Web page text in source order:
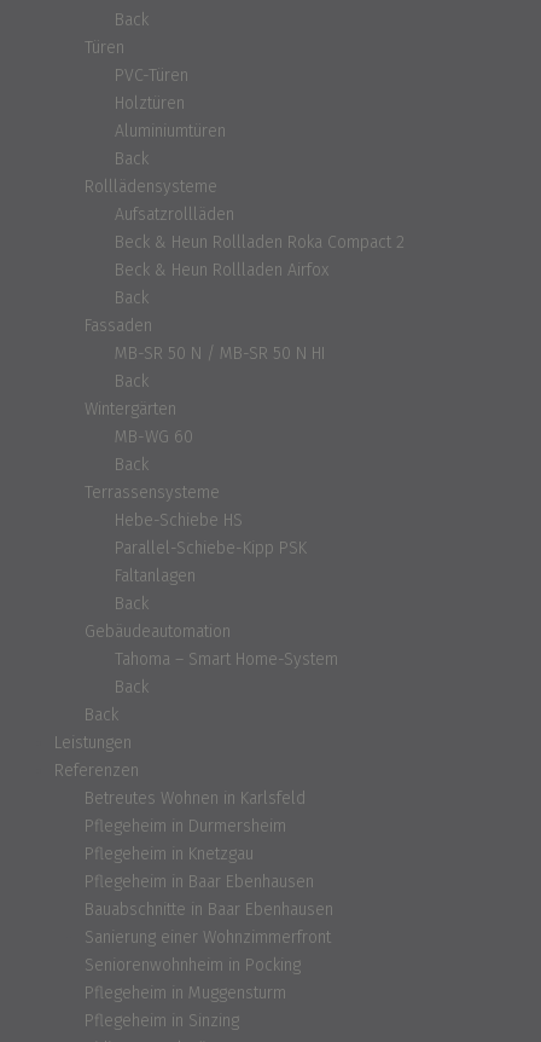
Back
Türen
PVC-Türen
Holztüren
Aluminiumtüren
Back
Rolllädensysteme
Aufsatzrollläden
Beck & Heun Rollladen Roka Compact 2
Beck & Heun Rollladen Airfox
Back
Fassaden
MB-SR 50 N / MB-SR 50 N HI
Back
Wintergärten
MB-WG 60
Back
Terrassensysteme
Hebe-Schiebe HS
Parallel-Schiebe-Kipp PSK
Faltanlagen
Back
Gebäudeautomation
Tahoma – Smart Home-System
Back
Back
Leistungen
Referenzen
Betreutes Wohnen in Karlsfeld
Pflegeheim in Durmersheim
Pflegeheim in Knetzgau
Pflegeheim in Baar Ebenhausen
Bauabschnitte in Baar Ebenhausen
Sanierung einer Wohnzimmerfront
Seniorenwohnheim in Pocking
Pflegeheim in Muggensturm
Pflegeheim in Sinzing